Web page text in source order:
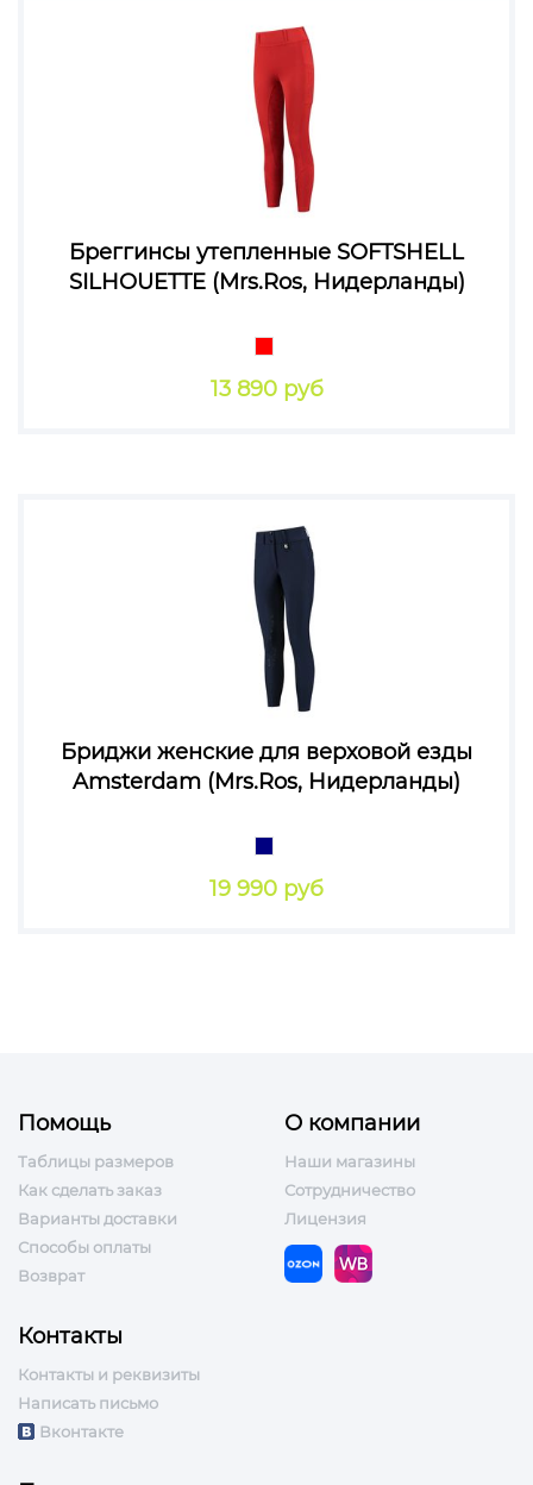
Бреггинсы утепленные SOFTSHELL
SILHOUETTE (Mrs.Ros, Нидерланды)
13 890 руб
Бриджи женские для верховой езды
Amsterdam (Mrs.Ros, Нидерланды)
19 990 руб
Помощь
Таблицы размеров
Как сделать заказ
Варианты доставки
Способы оплаты
Возврат
О компании
Наши магазины
Сотрудничество
Лицензия
Контакты
Контакты и реквизиты
Написать письмо
Вконтакте